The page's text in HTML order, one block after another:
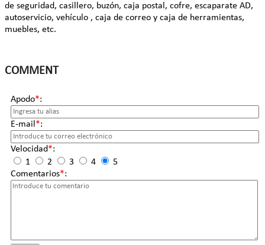
de seguridad, casillero, buzón, caja postal, cofre, escaparate AD,
autoservicio, vehículo , caja de correo y caja de herramientas,
muebles, etc.
COMMENT
Apodo*:
E-mail *:
Velocidad*:
1
2 3 4
5
Comentarios*: